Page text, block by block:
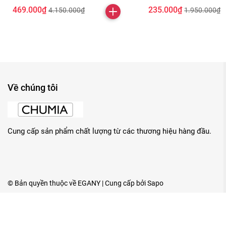
469.000₫ 4.150.000₫ 235.000₫ 1.950.000₫
Về chúng tôi
Cung cấp sản phẩm chất lượng từ các thương hiệu hàng đầu.
© Bản quyền thuộc về EGANY | Cung cấp bởiSapo